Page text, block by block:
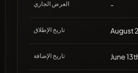
العرض الجاري -
تاريخ الإطلاق
تاريخ الإضافة